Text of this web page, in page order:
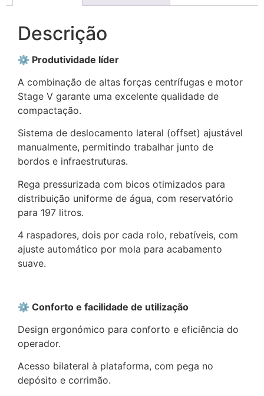
Descrição
⚙️ Produtividade líder
A combinação de altas forças centrífugas e motor
Stage V garante uma excelente qualidade de
compactação.
Sistema de deslocamento lateral (offset) ajustável
manualmente, permitindo trabalhar junto de
bordos e infraestruturas.
Rega pressurizada com bicos otimizados para
distribuição uniforme de água, com reservatório
para 197 litros.
4 raspadores, dois por cada rolo, rebatíveis, com
ajuste automático por mola para acabamento
suave.
⚙️ Conforto e facilidade de utilização
Design ergonómico para conforto e eficiência do
operador.
Acesso bilateral à plataforma, com pega no
depósito e corrimão.